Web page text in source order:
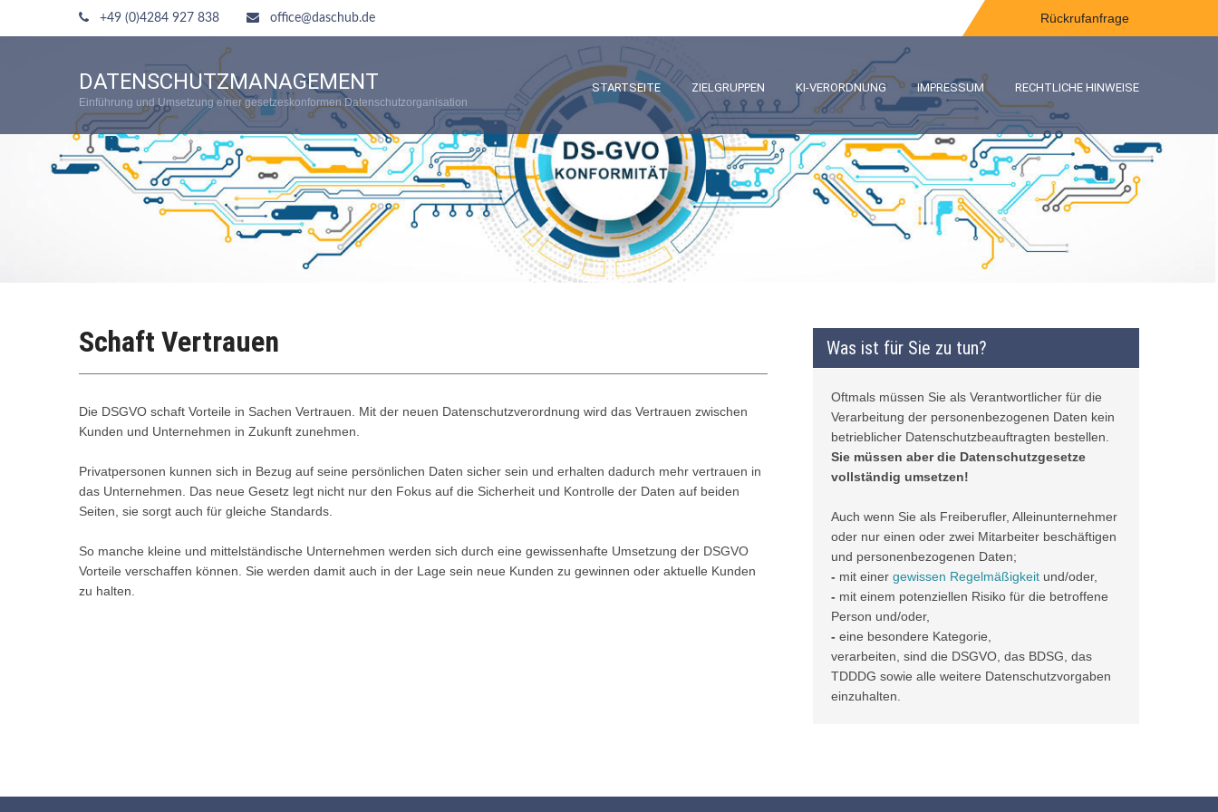
+49 (0)4284 927 838 office@daschub.de Rückrufanfrage
DATENSCHUTZMANAGEMENT
Einführung und Umsetzung einer gesetzeskonformen Datenschutzorganisation
STARTSEITE ZIELGRUPPEN KI-VERORDNUNG IMPRESSUM RECHTLICHE HINWEISE
Schaft Vertrauen
Die DSGVO schaft Vorteile in Sachen Vertrauen. Mit der neuen Datenschutzverordnung wird das Vertrauen zwischen
Kunden und Unternehmen in Zukunft zunehmen.
Privatpersonen kunnen sich in Bezug auf seine persönlichen Daten sicher sein und erhalten dadurch mehr vertrauen in
das Unternehmen. Das neue Gesetz legt nicht nur den Fokus auf die Sicherheit und Kontrolle der Daten auf beiden
Seiten, sie sorgt auch für gleiche Standards.
So manche kleine und mittelständische Unternehmen werden sich durch eine gewissenhafte Umsetzung der DSGVO
Vorteile verschaffen können. Sie werden damit auch in der Lage sein neue Kunden zu gewinnen oder aktuelle Kunden
zu halten.
Was ist für Sie zu tun?
Oftmals müssen Sie als Verantwortlicher für die
Verarbeitung der personenbezogenen Daten kein
betrieblicher Datenschutzbeauftragten bestellen.
Sie müssen aber die Datenschutzgesetze
vollständig umsetzen!
Auch wenn Sie als Freiberufler, Alleinunternehmer
oder nur einen oder zwei Mitarbeiter beschäftigen
und personenbezogenen Daten;
- mit einer gewissen Regelmäßigkeit und/oder,
- mit einem potenziellen Risiko für die betroffene
Person und/oder,
- eine besondere Kategorie,
verarbeiten, sind die DSGVO, das BDSG, das
TDDDG sowie alle weitere Datenschutzvorgaben
einzuhalten.